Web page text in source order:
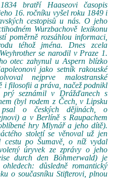
bratří Haaseovi časopis
16. ročníku vyšel roku 1849 i
cestopisů u nás. O jeho
Wurzbachově lexikonu
poměrně rozsáhlou informaci,
téhož jména. Dnes zcela
se narodil v Praze 1.
otec zahynul u Aspern blízko
jako setník rakouské
nejprve malostranské
i filosofii a práva, načež podnikl
seznámil v Drážďanech s
(byl rodem z Čech, v Lipsku
o českých dějinách, o
a v Berlíně s Raupachem
hry Mlynář a jeho dítě).
století se věnoval už jen
po Šumavě, o níž vydal
úryvek ze zprávy o jeho
durch den Böhmerwald) je
důsledně romantický
o současníku Stifterovi, plnou